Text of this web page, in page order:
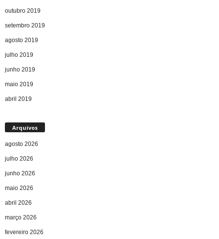
outubro 2019
setembro 2019
agosto 2019
julho 2019
junho 2019
maio 2019
abril 2019
Arquivos
agosto 2026
julho 2026
junho 2026
maio 2026
abril 2026
março 2026
fevereiro 2026